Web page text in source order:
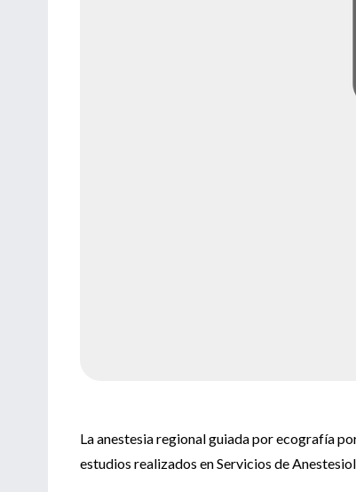
La anestesia regional guiada por ecografía
estudios realizados en Servicios de